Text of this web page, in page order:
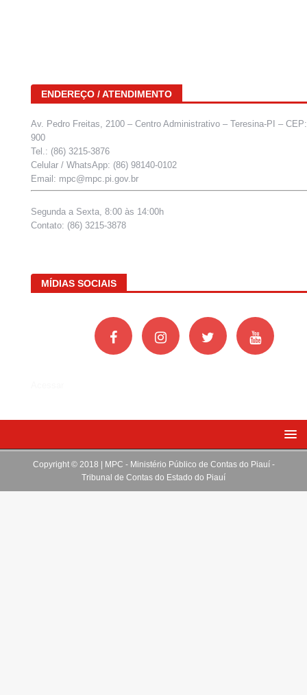
ENDEREÇO / ATENDIMENTO
Av. Pedro Freitas, 2100 – Centro Administrativo – Teresina-PI –
900
Tel.: (86) 3215-3876
Celular / WhatsApp: (86) 98140-0102
Email: mpc@mpc.pi.gov.br
Segunda a Sexta, 8:00 às 14:00h
Contato: (86) 3215-3878
MÍDIAS SOCIAIS
Copyright © 2018 | MPC - Ministério Público de Contas do Piauí -
Tribunal de Contas do Estado do Piauí